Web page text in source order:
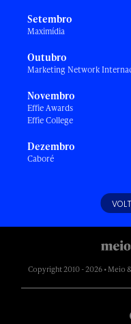
Setembro
Maximídia
Outubro
Marketing Network
Novembro
Effie Awards
Effie College
Dezembro
Caboré
Copyright 2010 - 2026 • Meio